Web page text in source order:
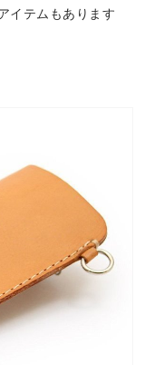
イテムもあります